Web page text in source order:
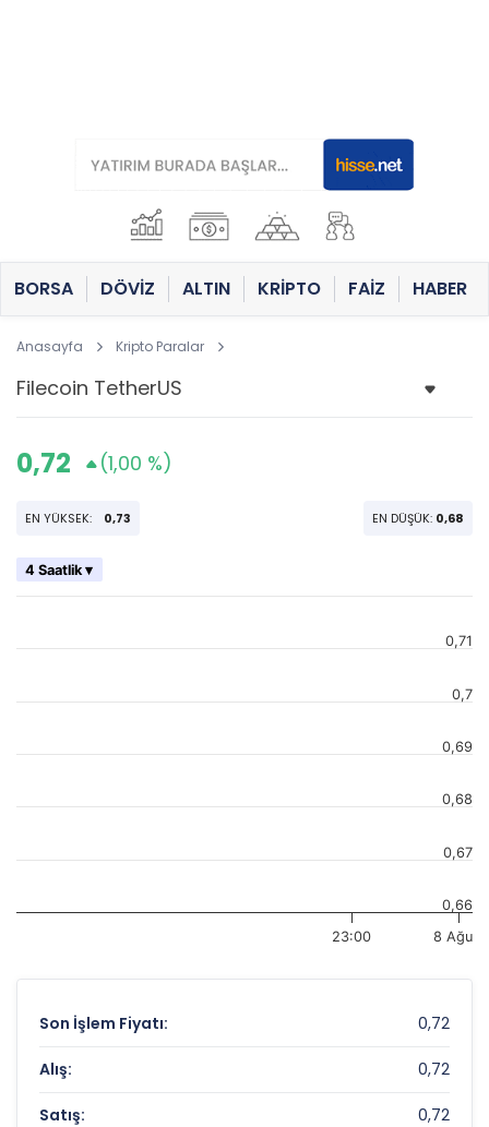
BORSA DÖVİZ ALTIN KRİPTO FAİZ HABER
Anasayfa Kripto Paralar
0,72 (1,00 %)
EN YÜKSEK: 0,73 EN DÜŞÜK: 0,68
4 Saatlik ▾
23:00 8 Ağu
0,66
0,67
0,68
0,69
0,7
0,71
Son İşlem Fiyatı: 0,72
Alış: 0,72
Satış: 0,72